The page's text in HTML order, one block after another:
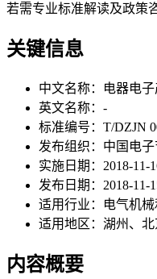
若需专业标准解读及政策
关键信息
中文名称：
电器电
英文名称： -
标准编号： T/DZJN
发布组织： 中国电
实施日期： 2018-11-
发布日期： 2018-11-
适用行业：
电气机
适用地区： 湖州、
内容概要